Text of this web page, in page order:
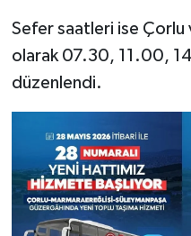
Sefer saatleri ise Çorlu
olarak 07.30, 11.00,
düzenlendi.